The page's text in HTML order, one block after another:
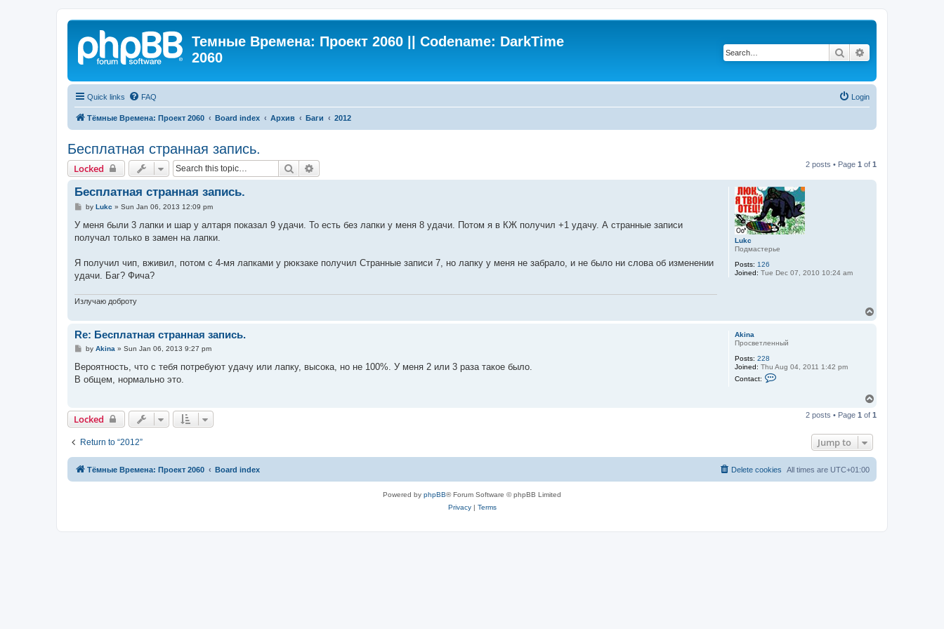
Темные Времена: Проект 2060 || Codename: DarkTime
2060
Search
Quick links FAQ Login
Тёмные Времена: Проект 2060 Board index Архив Баги 2012
Бесплатная странная запись.
Locked Search 2 posts • Page 1 of 1
Lukc
Подмастерье
Posts: 126
Joined: Tue Dec 07, 2010 10:24 am
Бесплатная странная запись.
P
s
by Lukc » Sun Jan 06, 2013 12:09 pm
У меня были 3 лапки и шар у алтаря показал 9 удачи. То есть без лапки у меня 8 удачи. Потом я в КЖ получил +1 удачу. А странные записи
получал только в замен на лапки.
Я получил чип, вживил, потом с 4-мя лапками у рюкзаке получил Странные записи 7, но лапку у меня не забрало, и не было ни слова об изменении
удачи. Баг? Фича?
Излучаю доброту
Akina
Просветленный
Posts: 228
Joined: Thu Aug 04, 2011 1:42 pm
Contact:
n
a
Re: Бесплатная странная запись.
P
s
by Akina » Sun Jan 06, 2013 9:27 pm
Вероятность, что с тебя потребуют удачу или лапку, высока, но не 100%. У меня 2 или 3 раза такое было.
В общем, нормально это.
p
Locked 2 posts • Page 1 of 1
Return to “2012” Jump to
Тёмные Времена: Проект 2060 Board index All times are UTC+01:00
Delete cookies
Powered by phpBB® Forum Software © phpBB Limited
Privacy| Terms